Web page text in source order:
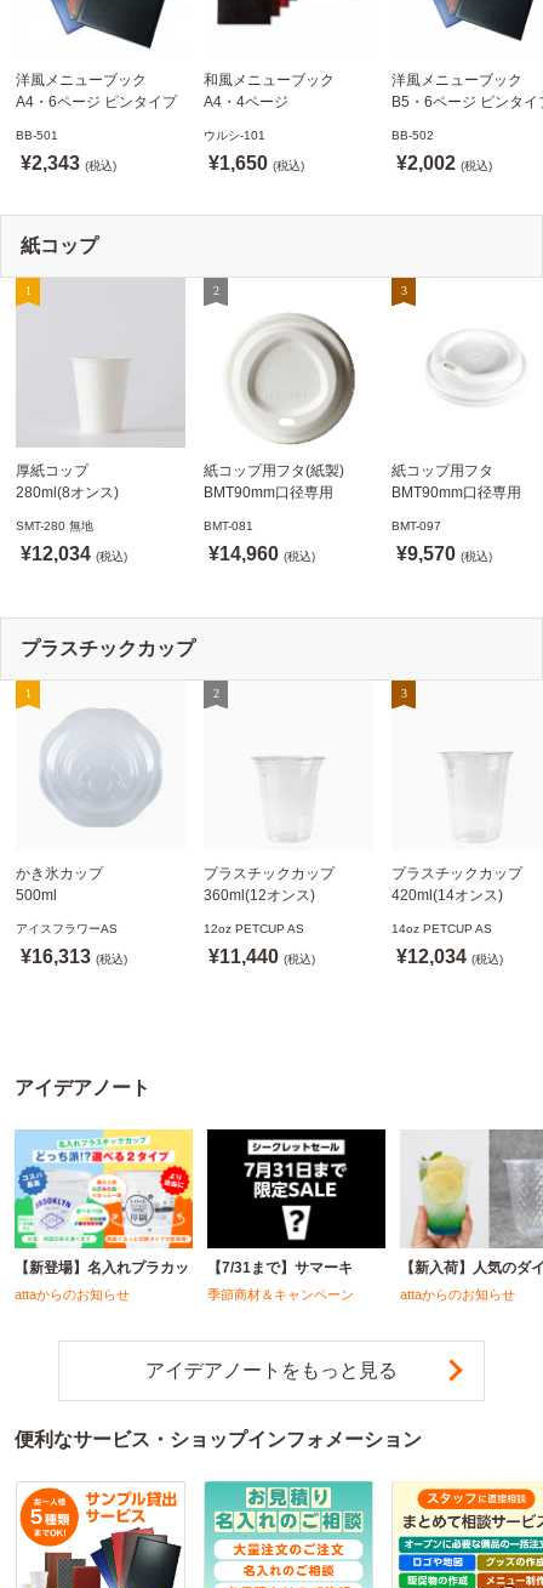
洋風メニューブック
A4・6ページ ピンタイプ
ニュー えいむ(Aim)【当日
発送可】
BB-501
¥2,343 (税込)
和風メニューブック
A4・4ページ
ウルシ-101 シンビ
(SHIMBI)【当日発送可】
ウルシ-101
¥1,650 (税込)
洋風メニューブック
B5・6ページ ピンタイ
ニュー6P えいむ(Aim)
BB-502
¥2,002 (税込)
紙コップ
厚紙コップ
280ml(8オンス)
SMT-280 無地
※沖縄・離島 送料別途
SMT-280 無地
¥12,034 (税込)
紙コップ用フタ(紙製)
BMT90mm口径専用
ドリンキングリッド
※適合品番あり ※沖縄・
BMT-081
¥14,960 (税込)
紙コップ用フタ
BMT90mm口径専用
ノーストローフタ
※適合品番あり ※沖縄
BMT-097
¥9,570 (税込)
プラスチックカップ
かき氷カップ
500ml
※北海道・沖縄・離島 送
料別途
アイスフラワーAS
¥16,313 (税込)
プラスチックカップ
360ml(12オンス)
製)
※沖縄・離島 配送料別途
12oz PETCUP AS
¥11,440 (税込)
プラスチックカップ
420ml(14オンス)
製)
※沖縄・離島 配送料
14oz PETCUP AS
¥12,034 (税込)
アイデアノート
【新登場】名入れプラカッ
attaからのお知らせ
【7/31まで】サマーキ
季節商材＆キャンペーン
【新入荷】人気のダ
attaからのお知らせ
アイデアノートをもっと見る
便利なサービス・ショップインフォメーション